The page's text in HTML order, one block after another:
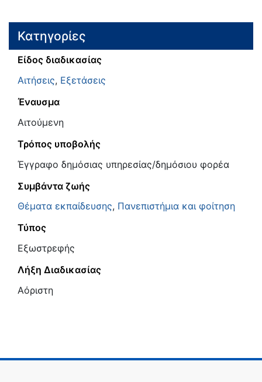
Κατηγορίες
Είδος διαδικασίας
Αιτήσεις, Εξετάσεις
Έναυσμα
Αιτούμενη
Τρόπος υποβολής
Έγγραφο δημόσιας υπηρεσίας/δημόσιου φορέα
Συμβάντα ζωής
Θέματα εκπαίδευσης, Πανεπιστήμια και φοίτηση
Τύπος
Εξωστρεφής
Λήξη Διαδικασίας
Αόριστη